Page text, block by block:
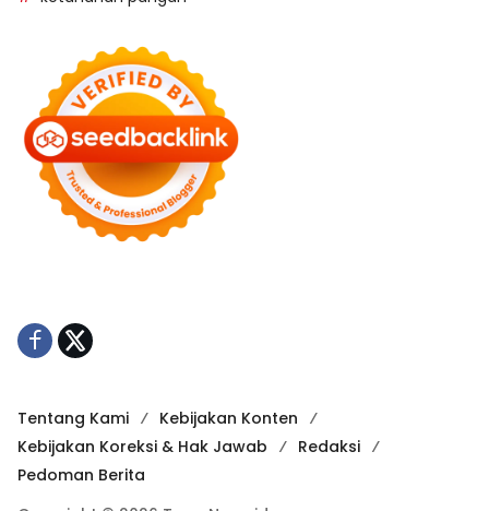
Tentang Kami
Kebijakan Konten
Kebijakan Koreksi & Hak Jawab
Redaksi
Pedoman Berita